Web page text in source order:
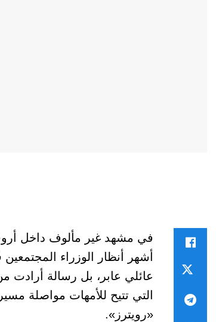
في مشهد غير مألوف داخل
أشهر أنظار الوزراء
عائلي عابر، بل رسالة أرادت
التي تتيح للأمهات مواصلة
«رويترز».